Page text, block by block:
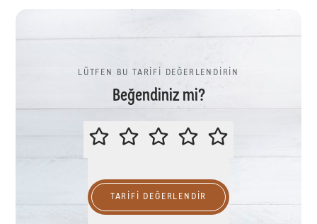
LÜTFEN BU TARİFİ DEĞERLENDİRİN
Beğendiniz mi?
LÜTFEN BU TARİFİ
TARIFI DEĞERLENDİR